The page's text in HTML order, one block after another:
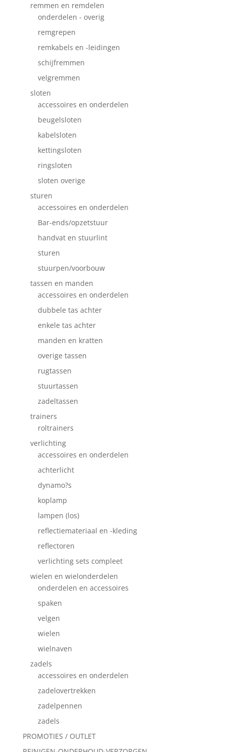
remmen en remdelen
onderdelen - overig
remgrepen
remkabels en -leidingen
schijfremmen
velgremmen
sloten
accessoires en onderdelen
beugelsloten
kabelsloten
kettingsloten
ringsloten
sloten overige
sturen
accessoires en onderdelen
Bar-ends/opzetstuur
handvat en stuurlint
sturen
stuurpen/voorbouw
tassen en manden
accessoires en onderdelen
dubbele tas achter
enkele tas achter
manden en kratten
overige tassen
rugtassen
stuurtassen
zadeltassen
trainers
roltrainers
verlichting
accessoires en onderdelen
achterlicht
dynamo?s
koplamp
lampen (los)
reflectiemateriaal en -kleding
reflectoren
verlichting sets compleet
wielen en wielonderdelen
onderdelen en accessoires
spaken
velgen
wielen
wielnaven
zadels
accessoires en onderdelen
zadelovertrekken
zadelpennen
zadels
PROMOTIES / OUTLET